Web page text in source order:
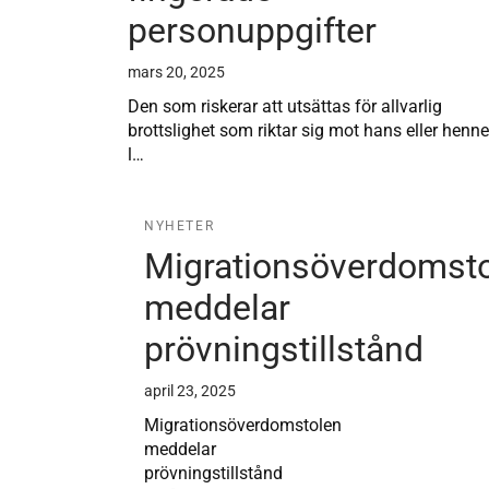
personuppgifter
mars 20, 2025
Den som riskerar att utsättas för allvarlig
brottslighet som riktar sig mot hans eller
l…
NYHETER
meddelar
prövningstillstånd
april 23, 2025
Migrationsöverdomstolen
meddelar
prövningstillstånd